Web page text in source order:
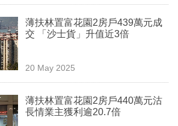
薄扶林置富花園2房戶439萬元成
交 「沙士貨」升值近3倍
20 May 2025
薄扶林置富花園2房戶440萬元沽
長情業主獲利逾20.7倍